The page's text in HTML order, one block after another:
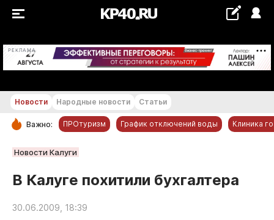
РЕКЛАМА +18...+19 °С
РУБРИКИ
Новости компаний
Статьи
Новости Народные новости Статьи
Важно: ПРОтуризм График отключений воды Клиника
Новости Калуги
В Калуге похитили бухгалтера
30.06.2009, 18:39